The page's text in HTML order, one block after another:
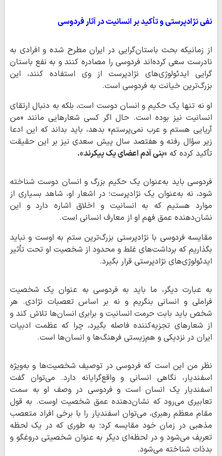
نفی نژادپرستی و تأکید بر انسانیت در آثار فردوسی
از زمانیکه بحث باستان‌گرایی در ایران مطرح شده و افرادی به
نادرست سعی کرده‌اند فردوسی را مصادره کنند و به نفع باستان
گرایی ایدئولوژی‌های نژادپرست از وی استفاده کنند، این
بزرگ‌ترین خیانت به فردوسی است.
او نه تنها یک حکیم و انسان دوست است، بلکه به دنبال ارتقای
انسانیت نیز بوده است. حال اگر کسی شعارهایی مانند «من
آریایی هستم و عرب نمی‌پرستم» بدهد، باید بداند که این ادعا
زیر سؤال رفته و هفتصد سال پیش سعدی نیز بر این حقیقت
تأکید کرده که «بنی آدم اعضای یک پیکرند».
فردوسی باید به‌عنوان یک حکیم بزرگ و انسان دوست شناخته
شود، نه به‌عنوان یک نژادپرست؛ در اشعار او، شاهد بسیاری از
موارد هستیم که به انسانیت و اخلاق اشاره دارد و این
نشان‌دهنده عمق فهم او از معارف انسانی است.
مقایسه فردوسی با نژادپرستی بزرگ‌ترین ستم به اوست و نباید
بگذاریم که برداشت‌های غلط و محدود از شخصیت او تحت تأثیر
ایدئولوژی‌های نژادپرستی قرار بگیرد.
به عبارت دیگر، ما باید به فردوسی به عنوان یک شخصیت
فراملی و انسانی بنگریم و نه بر اساس تعصبات نژادی. هر
شخص باید بابت حرمت انسانیت و برابری انسان‌ها تلاش کند و
از شعارهای تجزیه‌کننده فاصله بگیرد، چرا که عظمت ادبیات
ایران در نزدیکی و هم‌زیستی فرهنگ‌ها و انسان‌ها است.
نظر من این است که فردوسی در توصیف شخصیت‌ها و به‌ویژه
اسفندیار، نگاهی انسانی و واقع‌گرایانه دارد. می‌توان گفت
اسفندیار یک انسان است و فردوسی در وصف او به سمت
تعابیری می‌رود که نشان‌دهنده عمق شخصیت اوست. به ‌قول
مقام معظم رهبری، می‌توان اسفندیار را با برخی افراد متعصب
مذهبی در زمان خود مقایسه کرد؛ به طوری که در یک لحظه
تعریف می‌شود و در لحظه‌ای دیگر به عنوان شخصیتی دروغگو و
بدذات شناخته می‌شود.